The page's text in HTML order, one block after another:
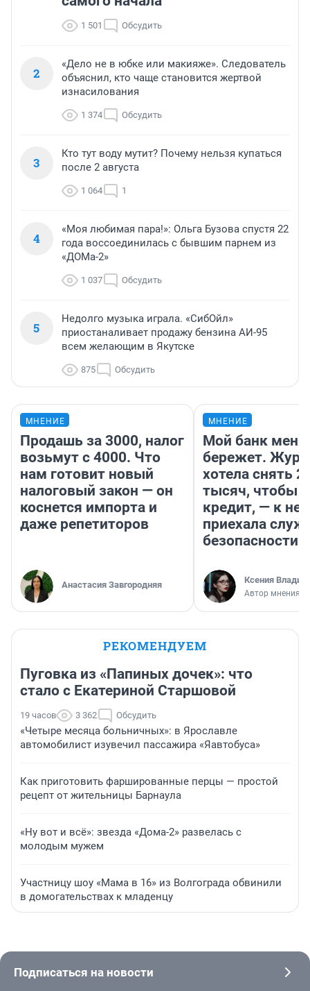
1 501 Обсудить
2
«Дело не в юбке или макияже». Следователь
объяснил, кто чаще становится жертвой
изнасилования
1 374 Обсудить
3
Кто тут воду мутит? Почему нельзя купаться
после 2 августа
1 064 1
4
«Моя любимая пара!»: Ольга Бузова спустя 22
года воссоединилась с бывшим парнем из
«ДОМа-2»
1 037 Обсудить
5
Недолго музыка играла. «СибОйл»
приостаналивает продажу бензина АИ-95
всем желающим в Якутске
875 Обсудить
МНЕНИЕ
Продашь за 3000, налог
возьмут с 4000. Что
нам готовит новый
налоговый закон — он
коснется импорта и
даже репетиторов
Анастасия Завгородняя
МНЕНИЕ
Мой банк меня
бережет.
хотела снять
тысяч, чтобы
кредит, — к
приехала
безопасности
Ксения
Автор мнения
РЕКОМЕНДУЕМ
Пуговка из «Папиных дочек»: что
стало с Екатериной Старшовой
19 часов 3 362 Обсудить
«Четыре месяца больничных»: в Ярославле
автомобилист изувечил пассажира «Яавтобуса»
Как приготовить фаршированные перцы — простой
рецепт от жительницы Барнаула
«Ну вот и всё»: звезда «Дома-2» развелась с
молодым мужем
Участницу шоу «Мама в 16» из Волгограда обвинили
в домогательствах к младенцу
Подписаться на новости